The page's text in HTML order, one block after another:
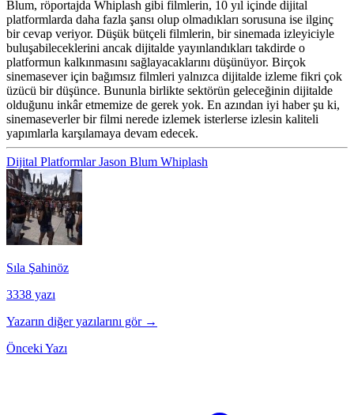
Blum, röportajda Whiplash gibi filmlerin, 10 yıl içinde dijital
platformlarda daha fazla şansı olup olmadıkları sorusuna ise ilginç
bir cevap veriyor. Düşük bütçeli filmlerin, bir sinemada izleyiciyle
buluşabileceklerini ancak dijitalde yayınlandıkları takdirde o
platformun kalkınmasını sağlayacaklarını düşünüyor. Birçok
sinemasever için bağımsız filmleri yalnızca dijitalde izleme fikri çok
üzücü bir düşünce. Bununla birlikte sektörün geleceğinin dijitalde
olduğunu inkâr etmemize de gerek yok. En azından iyi haber şu ki,
sinemaseverler bir filmi nerede izlemek isterlerse izlesin kaliteli
yapımlarla karşılamaya devam edecek.
Dijital PlatformlarJason Blum Whiplash
Sıla Şahinöz
3338 yazı
Yazarın diğer yazılarını gör →
Önceki Yazı